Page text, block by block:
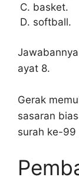
basket.
softball.
ayat 8.
Gerak
sasaran
surah ke-99